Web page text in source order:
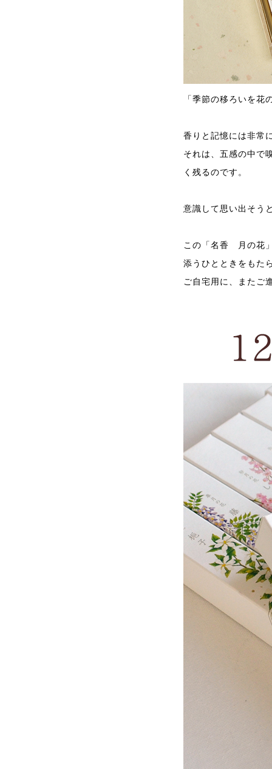
「季節の移ろいを花
香りと記憶には非常
それは、五感の中で
く残るのです。
意識して思い出そう
この「名香 月の花
添うひとときをもた
ご自宅用に、またご